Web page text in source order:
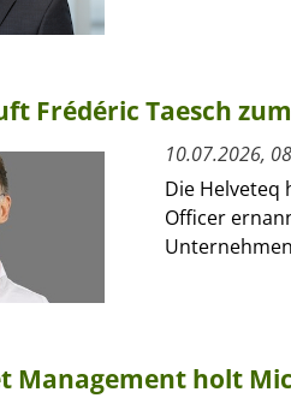
Frédéric Taesch
10.07.2026,
Die Helveteq
Officer
Management holt